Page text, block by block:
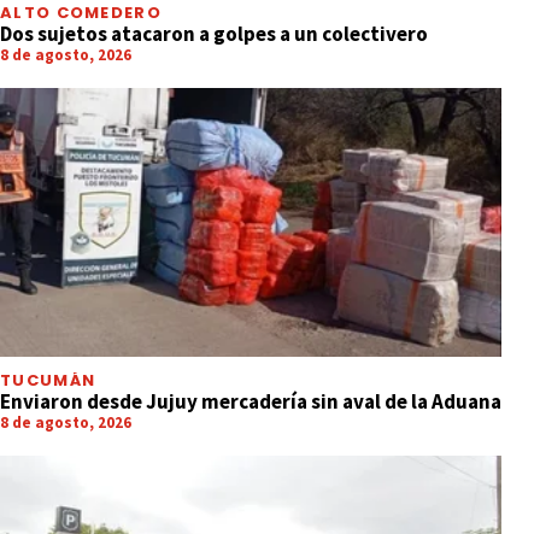
ALTO COMEDERO
Dos sujetos atacaron a golpes a un colectivero
8 de agosto, 2026
TUCUMÁN
Enviaron desde Jujuy mercadería sin aval de la Aduana
8 de agosto, 2026